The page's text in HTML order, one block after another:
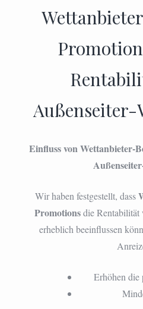
Außenseiter-
Einfluss von Wettanbieter-
Wir haben festgestellt, dass
Promotionsdie Rentabilität
erheblich beeinflussen
Erhöhen die